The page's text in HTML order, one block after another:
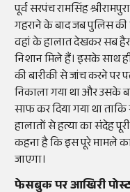
पूर्व सरपंच रामसिंह
गहराने के बाद जब पुलिस
वहां के हालात देखकर सब
निशान मिले हैं। इसके साथ
की बारीकी से जांच करने पर
निकाला गया था और उसके
साफ कर दिया गया था
हालातों से हत्या का संदेह
कहना है कि इस पूरे मामले
जाएगा।
फेसबुक पर आखिरी पोस्ट